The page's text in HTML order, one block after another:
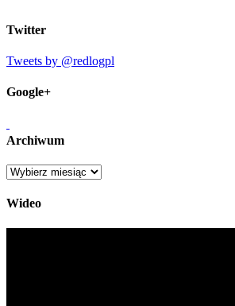
Twitter
Tweets by @redlogpl
Google+
Archiwum
Archiwum
Wideo